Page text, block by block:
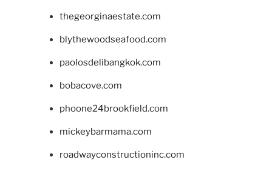
thegeorginaestate.com
blythewoodseafood.com
paolosdelibangkok.com
bobacove.com
phoone24brookfield.com
mickeybarmama.com
roadwayconstructioninc.com